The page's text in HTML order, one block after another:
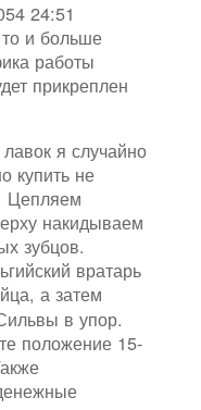
24:51
и больше
работы
прикреплен
я случайно
купить не
Цепляем
накидываем
зубцов.
вратарь
а затем
в упор.
положение 15-